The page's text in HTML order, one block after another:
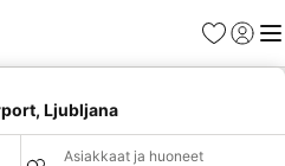
Suosikit
Ljubljana
Asiakkaat ja huoneet